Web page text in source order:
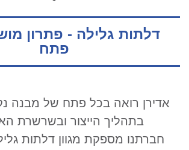
דלתות גלילה - פתרון
פתח
אדירן רואה בכל פתח של מבנה
בתהליך הייצור ובשרשרת
חברתנו מספקת מגוון דלתות